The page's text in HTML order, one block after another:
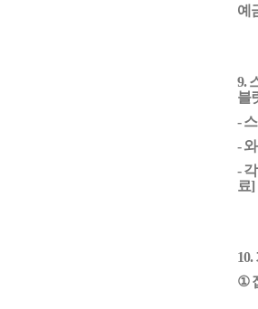
예
9.
블
-
-
-
료
10.
①